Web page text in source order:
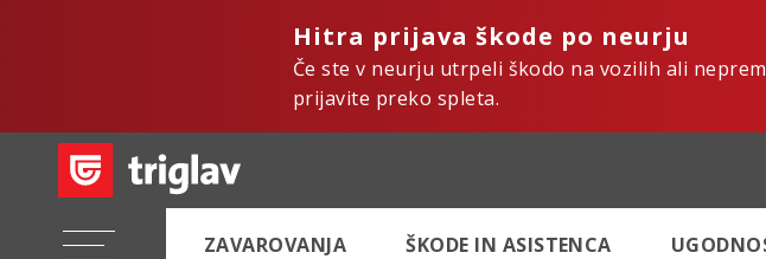
Hitra prijava škode po neurju
Če ste v neurju utrpeli škodo na vozilih ali
prijavite preko spleta.
ZAVAROVANJA ŠKODE IN ASISTENCA